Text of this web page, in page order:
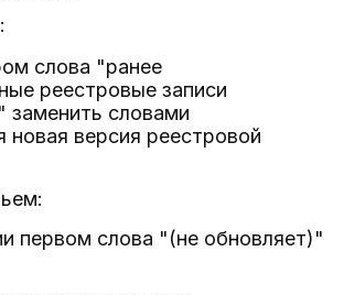
слова "ранее
реестровые записи
заменить словами
новая версия реестровой
первом слова "(не обновляет)"